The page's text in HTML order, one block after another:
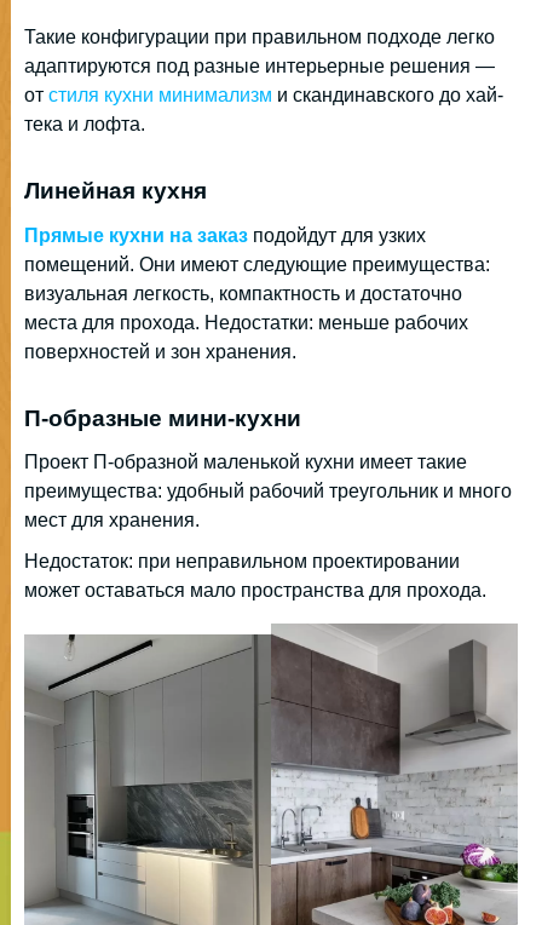
Такие конфигурации при правильном подходе легко
адаптируются под разные интерьерные решения —
от стиля кухни минимализм и скандинавского до хай-
тека и лофта.
Линейная кухня
Прямые кухни на заказ подойдут для узких
помещений. Они имеют следующие преимущества:
визуальная легкость, компактность и достаточно
места для прохода. Недостатки: меньше рабочих
поверхностей и зон хранения.
П-образные мини-кухни
Проект П-образной маленькой кухни имеет такие
преимущества: удобный рабочий треугольник и много
мест для хранения.
Недостаток: при неправильном проектировании
может оставаться мало пространства для прохода.